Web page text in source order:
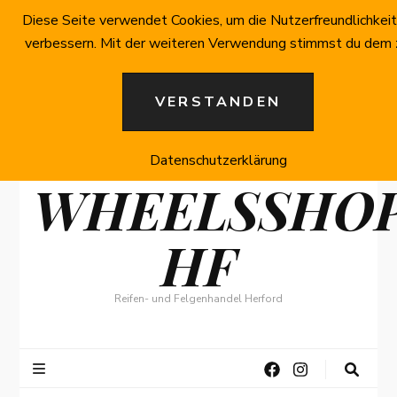
HF
Reifen- und Felgenhandel Herford
Diese Seite verwendet Cookies, um die
verbessern. Mit der weiteren Verwendung stimmst du dem
VERSTANDEN
Datenschutzerklärung